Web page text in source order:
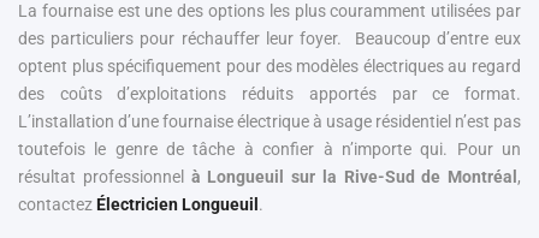
La fournaise est une des options les plus couramment utilisées par
des particuliers pour réchauffer leur foyer. Beaucoup d’entre eux
optent plus spécifiquement pour des modèles électriques au regard
des coûts d’exploitations réduits apportés par ce format.
L’installation d’une fournaise électrique à usage résidentiel n’est pas
toutefois le genre de tâche à confier à n’importe qui. Pour un
résultat professionnel à Longueuil sur la Rive-Sud de Montréal ,
contactezÉlectricien Longueuil .